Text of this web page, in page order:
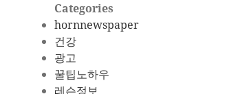
Categories
hornnewspaper
건강
광고
꿀팁노하우
레슨정보